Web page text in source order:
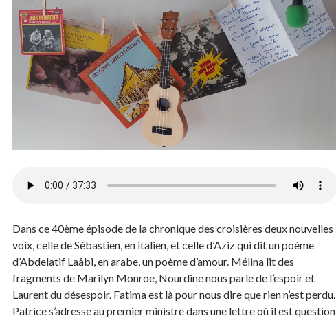
Dans ce 40ème épisode de la chronique des croisières deux nouvelles
voix, celle de Sébastien, en italien, et celle d’Aziz qui dit un poème
d’Abdelatif Laâbi, en arabe, un poème d’amour. Mélina lit des
fragments de Marilyn Monroe, Nourdine nous parle de l’espoir et
Laurent du désespoir. Fatima est là pour nous dire que rien n’est perdu.
Patrice s’adresse au premier ministre dans une lettre où il est question